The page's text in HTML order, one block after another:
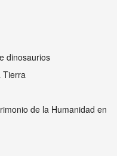
dinosaurios
Tierra
de la Humanidad en